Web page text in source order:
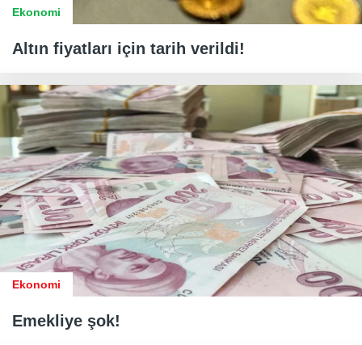
Ekonomi
Altın fiyatları için tarih verildi!
Ekonomi
Emekliye şok!